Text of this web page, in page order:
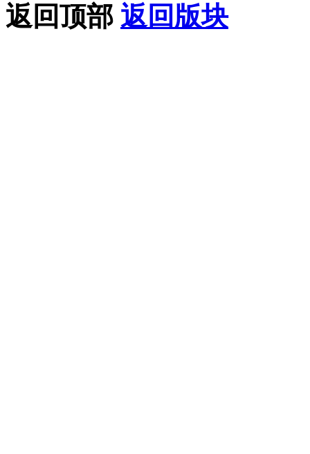
返回顶部 返回版块